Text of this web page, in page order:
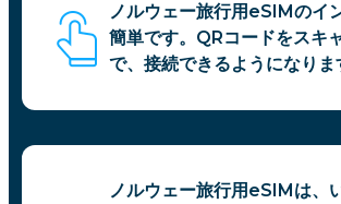
ノルウェー旅行用eSIMのイ
簡単です。QRコードをスキ
で、接続できるようになりま
ノルウェー旅行用eSIMは、